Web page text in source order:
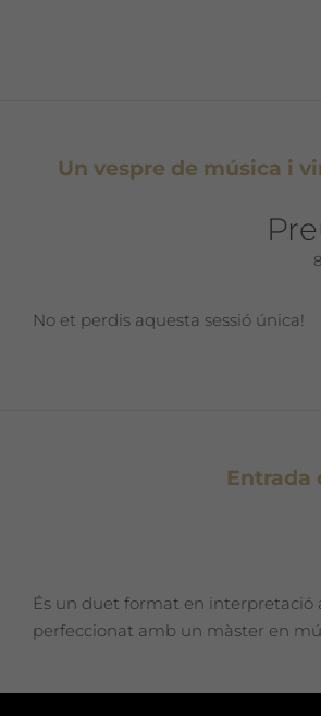
Un vespre de música i
No et perdis aquesta sessió única!
Entrada
És un duet format en interpretació
perfeccionat amb un màster en